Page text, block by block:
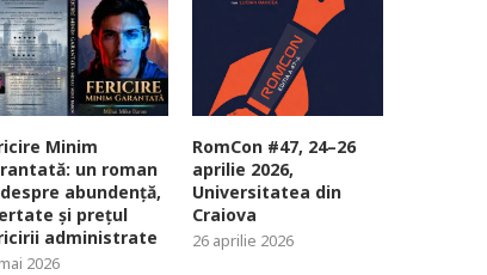
Minim
un roman
despre abundență,
și prețul
administrate
2026
RomCon #47, 24–26
aprilie 2026,
Universitatea din
Craiova
26 aprilie 2026